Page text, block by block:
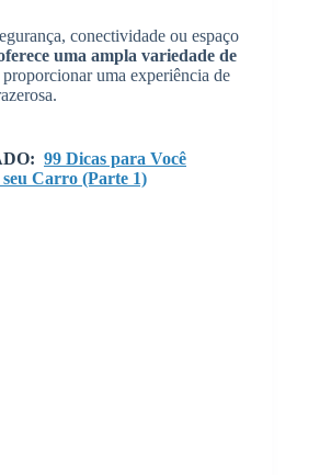
conectividade ou espaço
uma ampla variedade de
uma experiência de
99 Dicas para Você
Carro (Parte 1)